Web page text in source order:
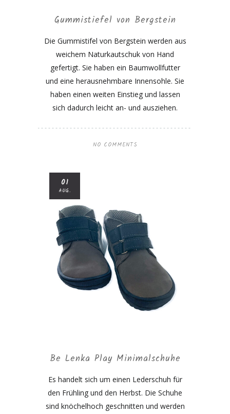
Gummistiefel von Bergstein
Die Gummistifel von Bergstein werden aus
weichem Naturkautschuk von Hand
gefertigt. Sie haben ein Baumwollfutter
und eine herausnehmbare Innensohle. Sie
haben einen weiten Einstieg und lassen
sich dadurch leicht an- und ausziehen.
NO COMMENTS
01
AUG.
Be Lenka Play Minimalschuhe
Es handelt sich um einen Lederschuh für
den Frühling und den Herbst. Die Schuhe
sind knöchelhoch geschnitten und werden